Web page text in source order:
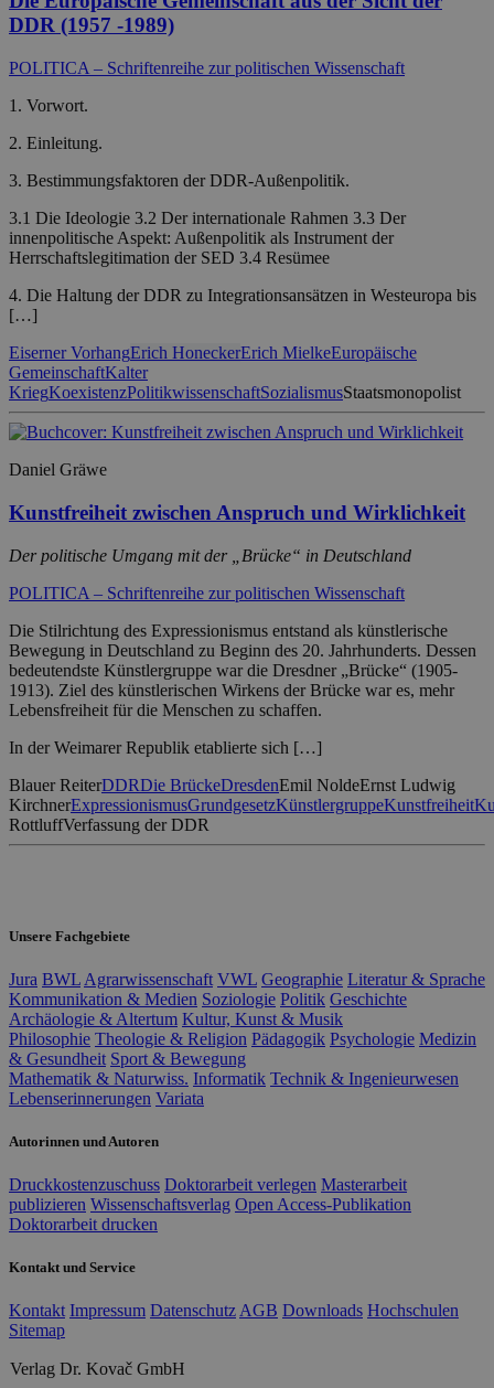
DDR (1957 -1989)
POLITICA – Schriftenreihe zur politischen Wissenschaft
1. Vorwort.
2. Einleitung.
3. Bestimmungsfaktoren der DDR-Außenpolitik.
3.1 Die Ideologie 3.2 Der internationale Rahmen 3.3 Der
innenpolitische Aspekt: Außenpolitik als Instrument der
Herrschaftslegitimation der SED 3.4 Resümee
4. Die Haltung der DDR zu Integrationsansätzen in Westeuropa bis
[…]
Eiserner VorhangErich HoneckerErich MielkeEuropäische
GemeinschaftKalter
KriegKoexistenzPolitikwissenschaftSozialismusStaatsmonopolist
Daniel Gräwe
Kunstfreiheit zwischen Anspruch und Wirklichkeit
Der politische Umgang mit der „Brücke“ in Deutschland
POLITICA – Schriftenreihe zur politischen Wissenschaft
Die Stilrichtung des Expressionismus entstand als künstlerische
Bewegung in Deutschland zu Beginn des 20. Jahrhunderts. Dessen
bedeutendste Künstlergruppe war die Dresdner „Brücke“ (1905-
1913). Ziel des künstlerischen Wirkens der Brücke war es, mehr
Lebensfreiheit für die Menschen zu schaffen.
In der Weimarer Republik etablierte sich […]
Blauer ReiterDDRDie BrückeDresdenEmil NoldeErnst Ludwig
KirchnerExpressionismusGrundgesetzKünstlergruppeKunstfreiheit
RottluffVerfassung der DDR
Unsere Fachgebiete
Jura BWL Agrarwissenschaft VWL Geographie Literatur & Sprache
Kommunikation & Medien Soziologie Politik Geschichte
Archäologie & Altertum Kultur, Kunst & Musik
Philosophie Theologie & Religion Pädagogik Psychologie Medizin
& Gesundheit Sport & Bewegung
Mathematik & Naturwiss. Informatik Technik & Ingenieurwesen
Lebenserinnerungen Variata
Autorinnen und Autoren
Druckkostenzuschuss Doktorarbeit verlegen Masterarbeit
publizieren Wissenschaftsverlag Open Access-Publikation
Doktorarbeit drucken
Kontakt und Service
Kontakt Impressum Datenschutz AGB Downloads Hochschulen
Sitemap
Verlag Dr. Kovač GmbH